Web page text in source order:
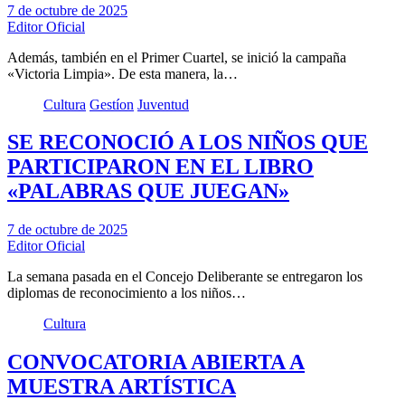
7 de octubre de 2025
Editor Oficial
Además, también en el Primer Cuartel, se inició la campaña
«Victoria Limpia». De esta manera, la…
Cultura Gestíon Juventud
SE RECONOCIÓ A LOS NIÑOS QUE
PARTICIPARON EN EL LIBRO
«PALABRAS QUE JUEGAN»
7 de octubre de 2025
Editor Oficial
La semana pasada en el Concejo Deliberante se entregaron los
diplomas de reconocimiento a los niños…
Cultura
CONVOCATORIA ABIERTA A
MUESTRA ARTÍSTICA